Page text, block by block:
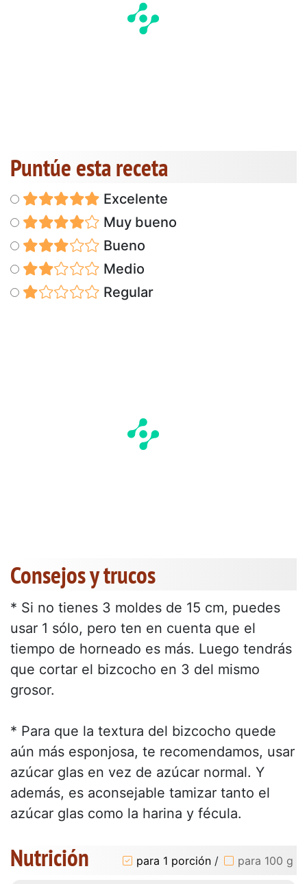
Puntúe esta receta
Excelente
Muy bueno
Bueno
Medio
Regular
Consejos y trucos
* Si no tienes 3 moldes de 15 cm, puedes
usar 1 sólo, pero ten en cuenta que el
tiempo de horneado es más. Luego tendrás
que cortar el bizcocho en 3 del mismo
grosor.
* Para que la textura del bizcocho quede
aún más esponjosa, te recomendamos, usar
azúcar glas en vez de azúcar normal. Y
además, es aconsejable tamizar tanto el
azúcar glas como la harina y fécula.
Nutrición para 1 porción / para 100 g